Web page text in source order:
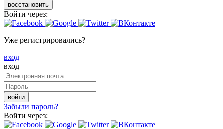
восстановить
Войти через:
Уже регистрировались?
вход
вход
войти
Забыли пароль?
Войти через: